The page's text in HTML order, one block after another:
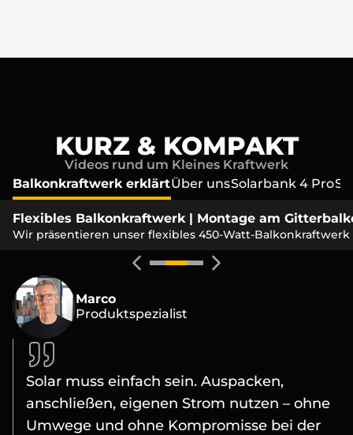
KURZ & KOMPAKT
Videos rund um Kleines Kraftwerk
Balkonkraftwerk erklärtÜber unsSolarbank 4 Pro
Flexibles Balkonkraftwerk | Montage am
Wir präsentieren unser flexibles 450-Watt-
Marco
Produktspezialist
Solar muss einfach sein. Auspacken,
anschließen, eigenen Strom nutzen – ohne
Umwege und ohne Kompromisse bei der